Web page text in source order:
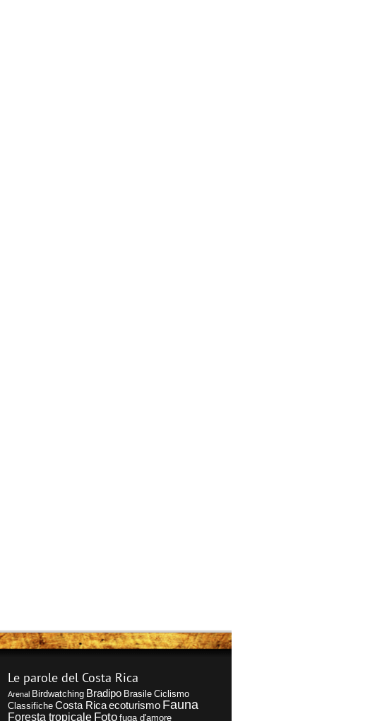
Le parole del Costa Rica
Arenal Birdwatching Bradipo Brasile Ciclismo
Classifiche Costa Ricaecoturismo Fauna
Foresta tropicale Foto fuga d'amore